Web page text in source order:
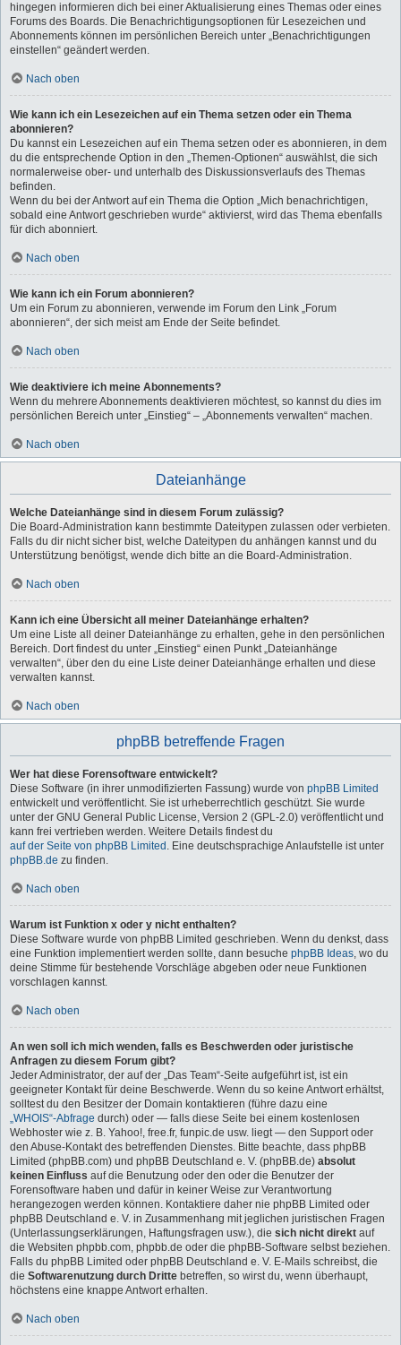
hingegen informieren dich bei einer Aktualisierung eines Themas oder eines
Forums des Boards. Die Benachrichtigungsoptionen für Lesezeichen und
Abonnements können im persönlichen Bereich unter „Benachrichtigungen
einstellen“ geändert werden.
Nach oben
Wie kann ich ein Lesezeichen auf ein Thema setzen oder ein Thema
abonnieren?
Du kannst ein Lesezeichen auf ein Thema setzen oder es abonnieren, in dem
du die entsprechende Option in den „Themen-Optionen“ auswählst, die sich
normalerweise ober- und unterhalb des Diskussionsverlaufs des Themas
befinden.
Wenn du bei der Antwort auf ein Thema die Option „Mich benachrichtigen,
sobald eine Antwort geschrieben wurde“ aktivierst, wird das Thema ebenfalls
für dich abonniert.
Nach oben
Wie kann ich ein Forum abonnieren?
Um ein Forum zu abonnieren, verwende im Forum den Link „Forum
abonnieren“, der sich meist am Ende der Seite befindet.
Nach oben
Wie deaktiviere ich meine Abonnements?
Wenn du mehrere Abonnements deaktivieren möchtest, so kannst du dies im
persönlichen Bereich unter „Einstieg“ – „Abonnements verwalten“ machen.
Nach oben
Dateianhänge
Welche Dateianhänge sind in diesem Forum zulässig?
Die Board-Administration kann bestimmte Dateitypen zulassen oder verbieten.
Falls du dir nicht sicher bist, welche Dateitypen du anhängen kannst und du
Unterstützung benötigst, wende dich bitte an die Board-Administration.
Nach oben
Kann ich eine Übersicht all meiner Dateianhänge erhalten?
Um eine Liste all deiner Dateianhänge zu erhalten, gehe in den persönlichen
Bereich. Dort findest du unter „Einstieg“ einen Punkt „Dateianhänge
verwalten“, über den du eine Liste deiner Dateianhänge erhalten und diese
verwalten kannst.
Nach oben
phpBB betreffende Fragen
Wer hat diese Forensoftware entwickelt?
Diese Software (in ihrer unmodifizierten Fassung) wurde von phpBB Limited
entwickelt und veröffentlicht. Sie ist urheberrechtlich geschützt. Sie wurde
unter der GNU General Public License, Version 2 (GPL-2.0) veröffentlicht und
kann frei vertrieben werden. Weitere Details findest du
auf der Seite von phpBB Limited . Eine deutschsprachige Anlaufstelle ist unter
phpBB.de zu finden.
Nach oben
Warum ist Funktion x oder y nicht enthalten?
Diese Software wurde von phpBB Limited geschrieben. Wenn du denkst, dass
eine Funktion implementiert werden sollte, dann besuche phpBB Ideas, wo du
deine Stimme für bestehende Vorschläge abgeben oder neue Funktionen
vorschlagen kannst.
Nach oben
An wen soll ich mich wenden, falls es Beschwerden oder juristische
Anfragen zu diesem Forum gibt?
Jeder Administrator, der auf der „Das Team“-Seite aufgeführt ist, ist ein
geeigneter Kontakt für deine Beschwerde. Wenn du so keine Antwort erhältst,
solltest du den Besitzer der Domain kontaktieren (führe dazu eine
„WHOIS“-Abfrage durch) oder — falls diese Seite bei einem kostenlosen
Webhoster wie z. B. Yahoo!, free.fr, funpic.de usw. liegt — den Support oder
den Abuse-Kontakt des betreffenden Dienstes. Bitte beachte, dass phpBB
Limited (phpBB.com) und phpBB Deutschland e. V. (phpBB.de) absolut
keinen Einfluss auf die Benutzung oder den oder die Benutzer der
Forensoftware haben und dafür in keiner Weise zur Verantwortung
herangezogen werden können. Kontaktiere daher nie phpBB Limited oder
phpBB Deutschland e. V. in Zusammenhang mit jeglichen juristischen Fragen
(Unterlassungserklärungen, Haftungsfragen usw.), die sich nicht direkt auf
die Websiten phpbb.com, phpbb.de oder die phpBB-Software selbst beziehen.
Falls du phpBB Limited oder phpBB Deutschland e. V. E-Mails schreibst, die
die Softwarenutzung durch Dritte betreffen, so wirst du, wenn überhaupt,
höchstens eine knappe Antwort erhalten.
Nach oben